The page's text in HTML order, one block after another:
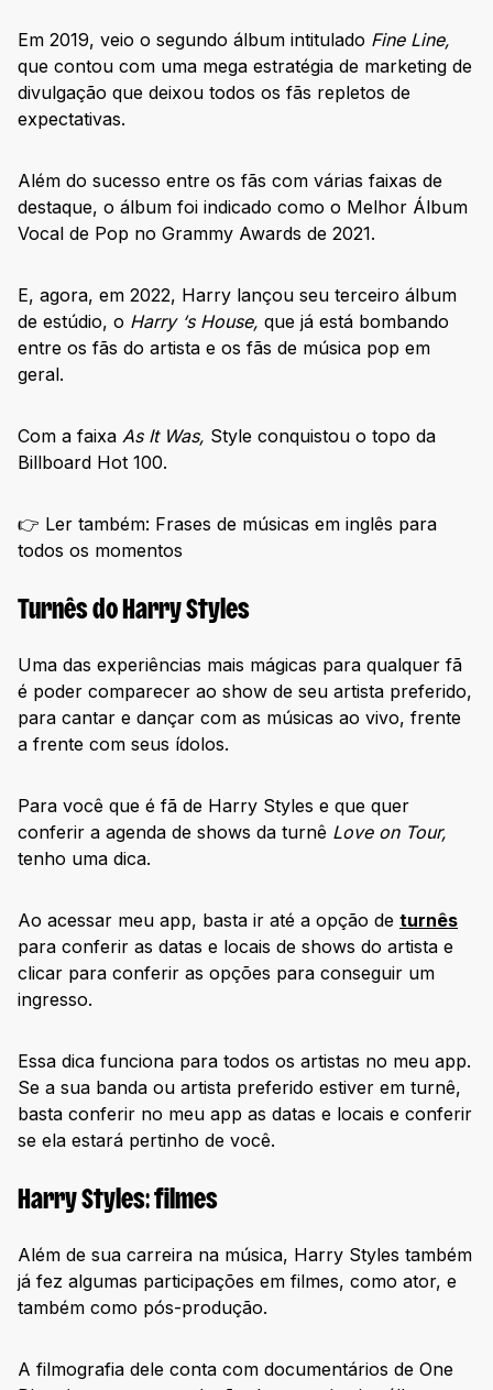
Em 2019, veio o segundo álbum intitulado Fine Line,
que contou com uma mega estratégia de marketing de
divulgação que deixou todos os fãs repletos de
expectativas.
Além do sucesso entre os fãs com várias faixas de
destaque, o álbum foi indicado como o Melhor Álbum
Vocal de Pop no Grammy Awards de 2021.
E, agora, em 2022, Harry lançou seu terceiro álbum
de estúdio, o Harry ‘s House, que já está bombando
entre os fãs do artista e os fãs de música pop em
geral.
Com a faixa As It Was, Style conquistou o topo da
Billboard Hot 100.
👉 Ler também: Frases de músicas em inglês para
todos os momentos
Turnês do Harry Styles
Uma das experiências mais mágicas para qualquer fã
é poder comparecer ao show de seu artista preferido,
para cantar e dançar com as músicas ao vivo, frente
a frente com seus ídolos.
Para você que é fã de Harry Styles e que quer
conferir a agenda de shows da turnê Love on Tour,
tenho uma dica.
Ao acessar meu app, basta ir até a opção de turnês
para conferir as datas e locais de shows do artista e
clicar para conferir as opções para conseguir um
ingresso.
Essa dica funciona para todos os artistas no meu app.
Se a sua banda ou artista preferido estiver em turnê,
basta conferir no meu app as datas e locais e conferir
se ela estará pertinho de você.
Harry Styles: filmes
Além de sua carreira na música, Harry Styles também
já fez algumas participações em filmes, como ator, e
também como pós-produção.
A filmografia dele conta com documentários de One